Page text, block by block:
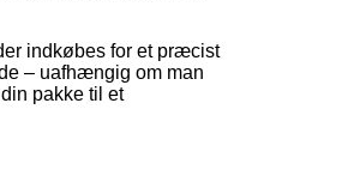
indkøbes for et præcist
– uafhængig om man
pakke til et